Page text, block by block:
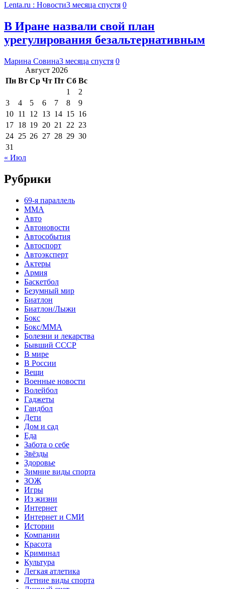
Lenta.ru : Новости3 месяца спустя 0
В Иране назвали свой план
урегулирования безальтернативным
Марина Совина3 месяца спустя 0
Август 2026
Пн Вт Ср Чт Пт Сб Вс
1
2
3
4 5 6 7 8
9
10 11 12 13 14 15 16
17 18 19 20 21 22 23
24 25 26 27 28 29 30
31
« Июл
Рубрики
69-я параллель
MMA
Авто
Автоновости
Автособытия
Автоспорт
Автоэксперт
Актеры
Армия
Баскетбол
Безумный мир
Биатлон
Биатлон/Лыжи
Бокс
Бокс/MMA
Болезни и лекарства
Бывший СССР
В мире
В России
Вещи
Военные новости
Волейбол
Гаджеты
Гандбол
Дети
Дом и сад
Еда
Забота о себе
Звёзды
Здоровье
Зимние виды спорта
ЗОЖ
Игры
Из жизни
Интернет
Интернет и СМИ
Истории
Компании
Красота
Криминал
Культура
Легкая атлетика
Летние виды спорта